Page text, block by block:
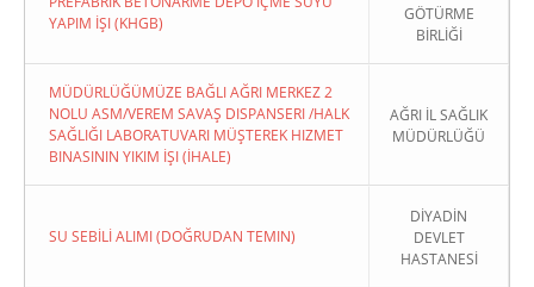
YAPIM İŞI (KHGB)
GÖTÜRME
BİRLİĞİ
MÜDÜRLÜĞÜMÜZE BAĞLI AĞRI MERKEZ 2
NOLU ASM/VEREM SAVAŞ DISPANSERI /HALK
SAĞLIĞI LABORATUVARI MÜŞTEREK HIZMET
BINASININ YIKIM İŞI (İHALE)
AĞRI İL SAĞLIK
MÜDÜRLÜĞÜ
SU SEBİLİ ALIMI (DOĞRUDAN TEMIN)
DİYADİN
DEVLET
HASTANESİ